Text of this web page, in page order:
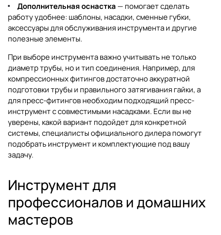
Дополнительная оснастка — помогает сделать
работу удобнее: шаблоны, насадки, сменные губки,
аксессуары для обслуживания инструмента и другие
полезные элементы.
При выборе инструмента важно учитывать не только
диаметр трубы, но и тип соединения. Например, для
компрессионных фитингов достаточно аккуратной
подготовки трубы и правильного затягивания гайки, а
для пресс-фитингов необходим подходящий пресс-
инструмент с совместимыми насадками. Если вы не
уверены, какой вариант подойдет для конкретной
системы, специалисты официального дилера помогут
подобрать инструмент и комплектующие под вашу
задачу.
Инструмент для
профессионалов и домашних
мастеров